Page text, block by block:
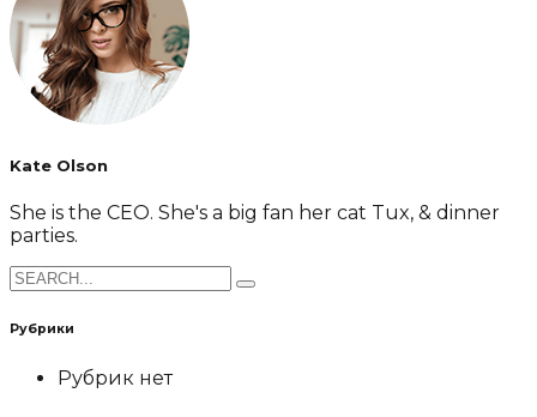
Kate Olson
She is the CEO. She's a big fan her cat Tux, & dinner
parties.
Search
for:
Рубрики
Рубрик нет